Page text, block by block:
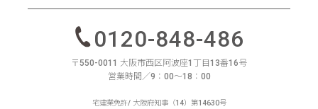
0120-848-486
〒550-0011 大阪市西区阿波座1丁目13番16号
営業時間／9：00〜18：00
宅建業免許/ 大阪府知事（14）第14630号